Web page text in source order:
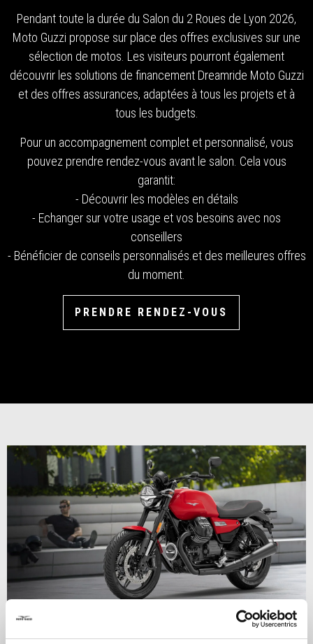
Pendant toute la durée du Salon du 2 Roues de Lyon 2026,
Moto Guzzi propose sur place des offres exclusives sur une
sélection de motos. Les visiteurs pourront également
découvrir les solutions de financement Dreamride Moto Guzzi
et des offres assurances, adaptées à tous les projets et à
tous les budgets.
Pour un accompagnement complet et personnalisé, vous
pouvez prendre rendez-vous avant le salon. Cela vous
garantit:
- Découvrir les modèles en détails
- Echanger sur votre usage et vos besoins avec nos
conseillers
- Bénéficier de conseils personnalisés.et des meilleures offres
du moment.
PRENDRE RENDEZ-VOUS
Les nouveautés en avant-